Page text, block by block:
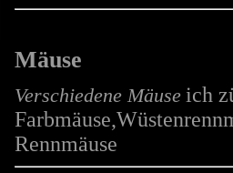
Mäuse
Verschiedene Mäuse ich
Rennmäuse